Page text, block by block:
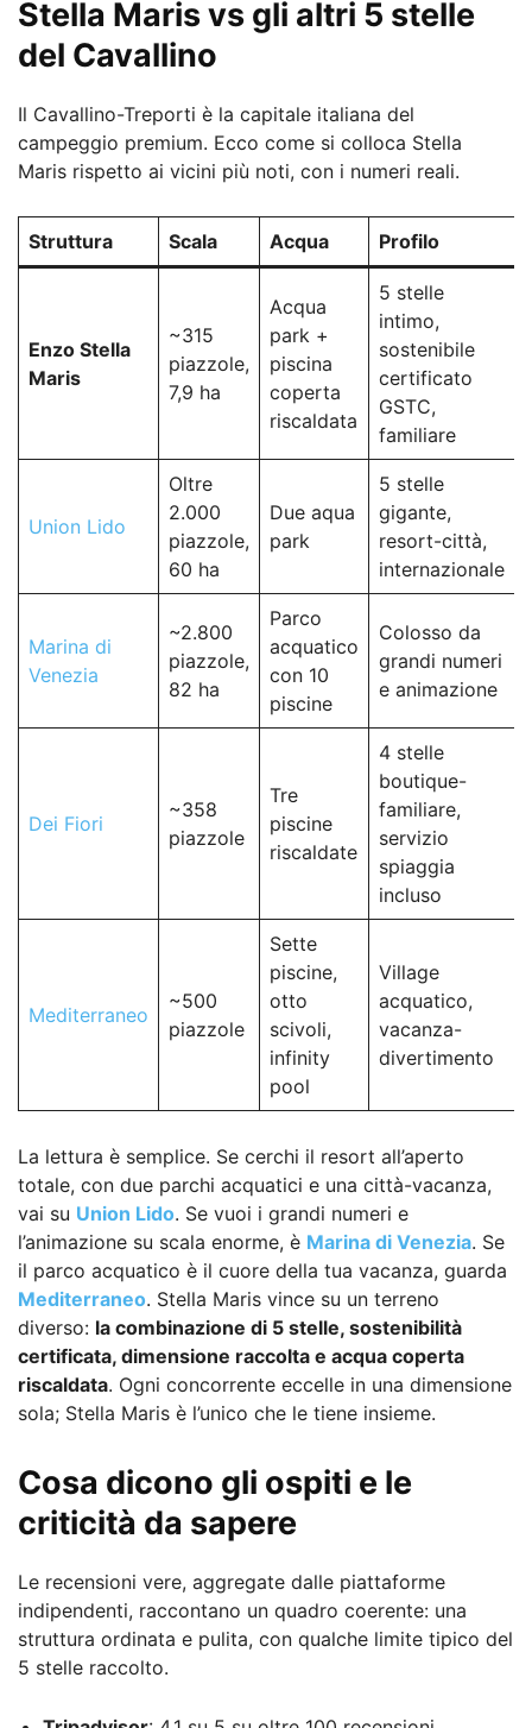
Stella Maris vs gli altri 5 stelle
del Cavallino
Il Cavallino-Treporti è la capitale italiana del
campeggio premium. Ecco come si colloca Stella
Maris rispetto ai vicini più noti, con i numeri reali.
Struttura Scala Acqua Profilo
Enzo Stella
Maris
~315
piazzole,
7,9 ha
Acqua
park +
piscina
coperta
riscaldata
5 stelle
intimo,
sostenibile
certificato
GSTC,
familiare
Union Lido
Oltre
2.000
piazzole,
60 ha
Due aqua
park
5 stelle
gigante,
resort-città,
internazionale
Marina di
Venezia
~2.800
piazzole,
82 ha
Parco
acquatico
con 10
piscine
Colosso da
grandi numeri
e animazione
Dei Fiori
~358
piazzole
Tre
piscine
riscaldate
4 stelle
boutique-
familiare,
servizio
spiaggia
incluso
Mediterraneo
~500
piazzole
Sette
piscine,
otto
scivoli,
infinity
pool
Village
acquatico,
vacanza-
divertimento
La lettura è semplice. Se cerchi il resort all’aperto
totale, con due parchi acquatici e una città-vacanza,
vai su Union Lido. Se vuoi i grandi numeri e
l’animazione su scala enorme, è Marina di Venezia. Se
il parco acquatico è il cuore della tua vacanza, guarda
Mediterraneo. Stella Maris vince su un terreno
diverso: la combinazione di 5 stelle, sostenibilità
certificata, dimensione raccolta e acqua coperta
riscaldata. Ogni concorrente eccelle in una dimensione
sola; Stella Maris è l’unico che le tiene insieme.
Cosa dicono gli ospiti e le
criticità da sapere
Le recensioni vere, aggregate dalle piattaforme
indipendenti, raccontano un quadro coerente: una
struttura ordinata e pulita, con qualche limite tipico del
5 stelle raccolto.